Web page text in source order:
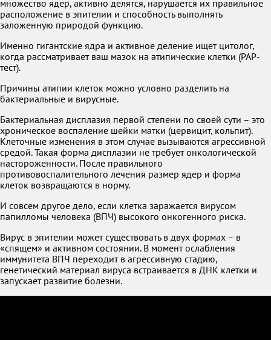
множество ядер, активно делятся, нарушается их правильное
расположение в эпителии и способность выполнять
заложенную природой функцию.
Именно гигантские ядра и активное деление ищет цитолог,
когда рассматривает ваш мазок на атипические клетки (PAP-
тест).
Причины атипии клеток можно условно разделить на
бактериальные и вирусные.
Бактериальная дисплазия первой степени по своей сути – это
хроническое воспаление шейки матки (цервицит, кольпит).
Клеточные изменения в этом случае вызываются агрессивной
средой. Такая форма дисплазии не требует онкологической
настороженности. После правильного
противовоспалительного лечения размер ядер и форма
клеток возвращаются в норму.
И совсем другое дело, если клетка заражается вирусом
папилломы человека (ВПЧ) высокого онкогенного риска.
Вирус в эпителии может существовать в двух формах – в
«спящем» и активном состоянии. В момент ослабления
иммунитета ВПЧ переходит в агрессивную стадию,
генетический материал вируса встраивается в ДНК клетки и
запускает развитие болезни.